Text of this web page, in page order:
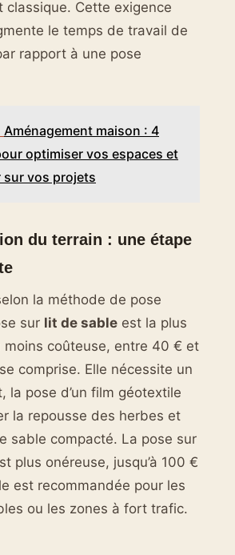
classique. Cette exigence
le temps de travail de
rapport à une pose
Aménagement maison : 4
optimiser vos espaces et
sur vos projets
du terrain : une étape
la méthode de pose
sur lit de sable est la plus
moins coûteuse, entre 40 € et
comprise. Elle nécessite un
la pose d’un film géotextile
la repousse des herbes et
sable compacté. La pose sur
plus onéreuse, jusqu’à 100 €
est recommandée pour les
ou les zones à fort trafic.